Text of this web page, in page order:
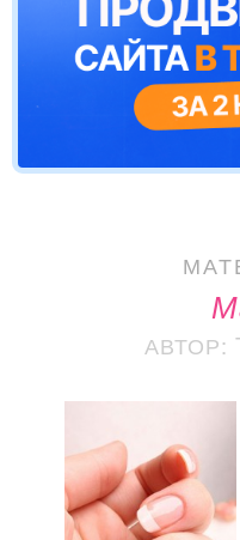
АВТОР: